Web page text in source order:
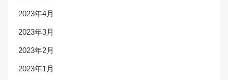
2023年4月
2023年3月
2023年2月
2023年1月